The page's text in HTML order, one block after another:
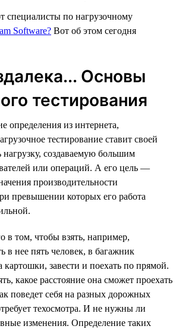
специалисты по нагрузочному
Software? Вот об этом сегодня
Основы
тестирования
определения из интернета,
тестирование ставит своей
нагрузку, создаваемую большим
или операций. А его цель —
производительности
превышении которых его работа
в том, чтобы взять, например,
в нее пять человек, в багажник
завести и поехать по прямой.
какое расстояние она сможет проехать
поведет себя на разных дорожных
техосмотра. И не нужны ли
изменения. Определение таких